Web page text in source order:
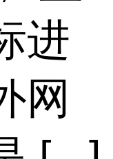
进
网